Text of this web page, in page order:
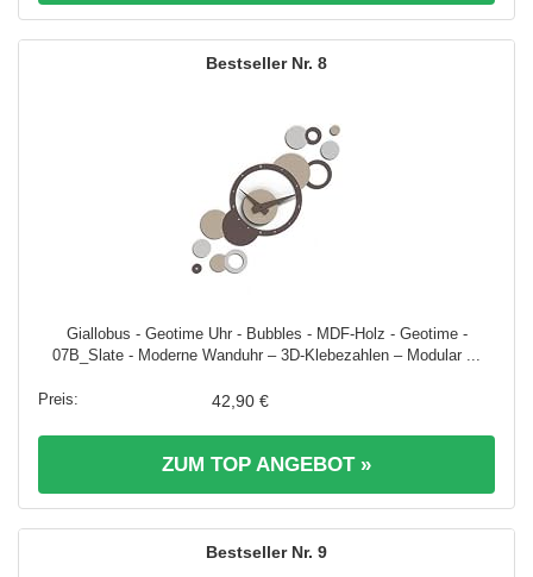
8
Giallobus - Geotime Uhr - Bubbles - MDF-Holz - Geotime -
07B_Slate - Moderne Wanduhr – 3D-Klebezahlen – Modular ...
42,90 €
ZUM TOP ANGEBOT »
9